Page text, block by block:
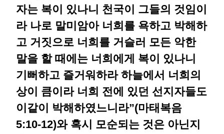
자는 복이 있나니 천국이 그들의 것임이
라 나로 말미암아 너희를 욕하고 박해하
고 거짓으로 너희를 거슬러 모든 악한
말을 할 때에는 너희에게 복이 있나니
기뻐하고 즐거워하라 하늘에서 너희의
상이 큼이라 너희 전에 있던 선지자들도
이같이 박해하였느니라”(마태복음
5:10-12)와 혹시 모순되는 것은 아닌지